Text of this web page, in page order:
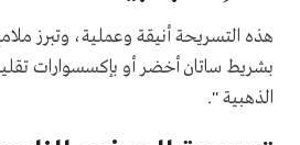
هذه التسريحة أنيقة وعملية، وتبرز
بشريط ساتان أخضر أو بإكسسوارات
الذهبية ".